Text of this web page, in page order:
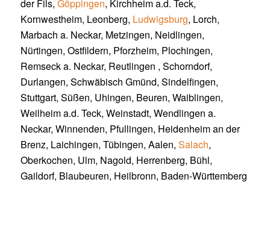
der Fils, Göppingen, Kirchheim a.d. Teck,
Kornwestheim, Leonberg, Ludwigsburg, Lorch,
Marbach a. Neckar, Metzingen, Neidlingen,
Nürtingen, Ostfildern, Pforzheim, Plochingen,
Remseck a. Neckar, Reutlingen , Schorndorf,
Durlangen, Schwäbisch Gmünd, Sindelfingen,
Stuttgart, Süßen, Uhingen, Beuren, Waiblingen,
Weilheim a.d. Teck, Weinstadt, Wendlingen a.
Neckar, Winnenden, Pfullingen, Heidenheim an der
Brenz, Laichingen, Tübingen, Aalen, Salach,
Oberkochen, Ulm, Nagold, Herrenberg, Bühl,
Gaildorf, Blaubeuren, Heilbronn, Baden-Württemberg